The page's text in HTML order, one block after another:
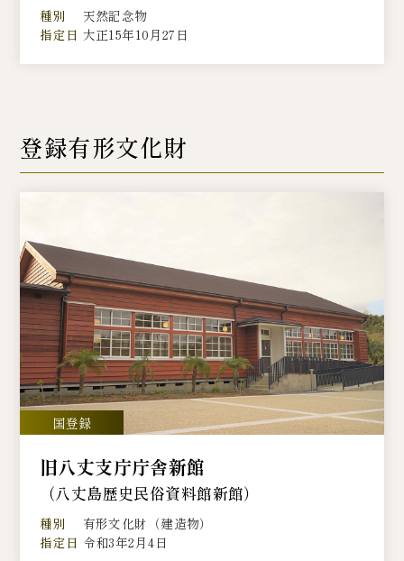
種別
天然記念物
指定日 大正15年10月27日
登録有形文化財
旧八丈支庁庁舎新館
（八丈島歴史民俗資料館新館）
種別
有形文化財（建造物）
指定日 令和3年2月4日